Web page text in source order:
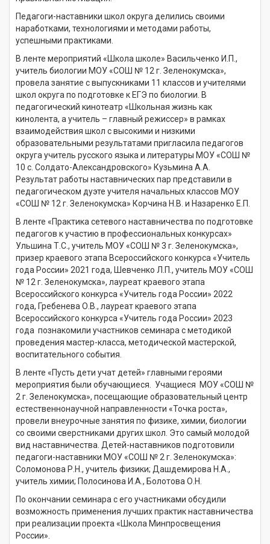
Педагоги-наставники школ округа делились своими
наработками, технологиями и методами работы,
успешными практиками.
В ленте мероприятий «Школа школе» Васильченко И.П.,
учитель биологии МОУ «СОШ № 12 г. Зеленокумска»,
провела занятие с выпускниками 11 классов и учителями
школ округа по подготовке к ЕГЭ по биологии. В
педагогический кинотеатр «Школьная жизнь как
кинолента, а учитель – главный режиссер» в рамках
взаимодействия школ с высокими и низкими
образовательными результатами пригласила педагогов
округа учитель русского языка и литературы МОУ «СОШ №
10 с. Солдато-Александровского» Кузьмина А.А.
Результат работы наставнических пар представили в
педагогическом дуэте учителя начальных классов МОУ
«СОШ № 12 г. Зеленокумска» Корчина Н.В. и Назаренко Е.П.
В ленте «Практика сетевого наставничества по подготовке
педагогов к участию в профессиональных конкурсах»
Ульшина Т.С., учитель МОУ «СОШ № 3 г. Зеленокумска»,
призер краевого этапа Всероссийского конкурса «Учитель
года России» 2021 года, Шевченко Л.П., учитель МОУ «СОШ
№ 12 г. Зеленокумска», лауреат краевого этапа
Всероссийского конкурса «Учитель года России» 2022
года, Гребенева О.В., лауреат краевого этапа
Всероссийского конкурса «Учитель года России» 2023
года познакомили участников семинара с методикой
проведения мастер-класса, методической мастерской,
воспитательного события.
В ленте «Пусть дети учат детей» главными героями
мероприятия были обучающиеся. Учащиеся МОУ «СОШ №
2 г. Зеленокумска», посещающие образовательный центр
естественнонаучной направленности «Точка роста»,
провели внеурочные занятия по физике, химии, биологии
со своими сверстниками других школ. Это самый молодой
вид наставничества. Детей-наставников подготовили
педагоги-наставники МОУ «СОШ № 2 г. Зеленокумска»:
Соломонова Р.Н., учитель физики; Дашдемирова Н.А.,
учитель химии; Полосинова И.А., Болотова О.Н.
По окончании семинара с его участниками обсудили
возможность применения лучших практик наставничества
при реализации проекта «Школа Минпросвещения
России».